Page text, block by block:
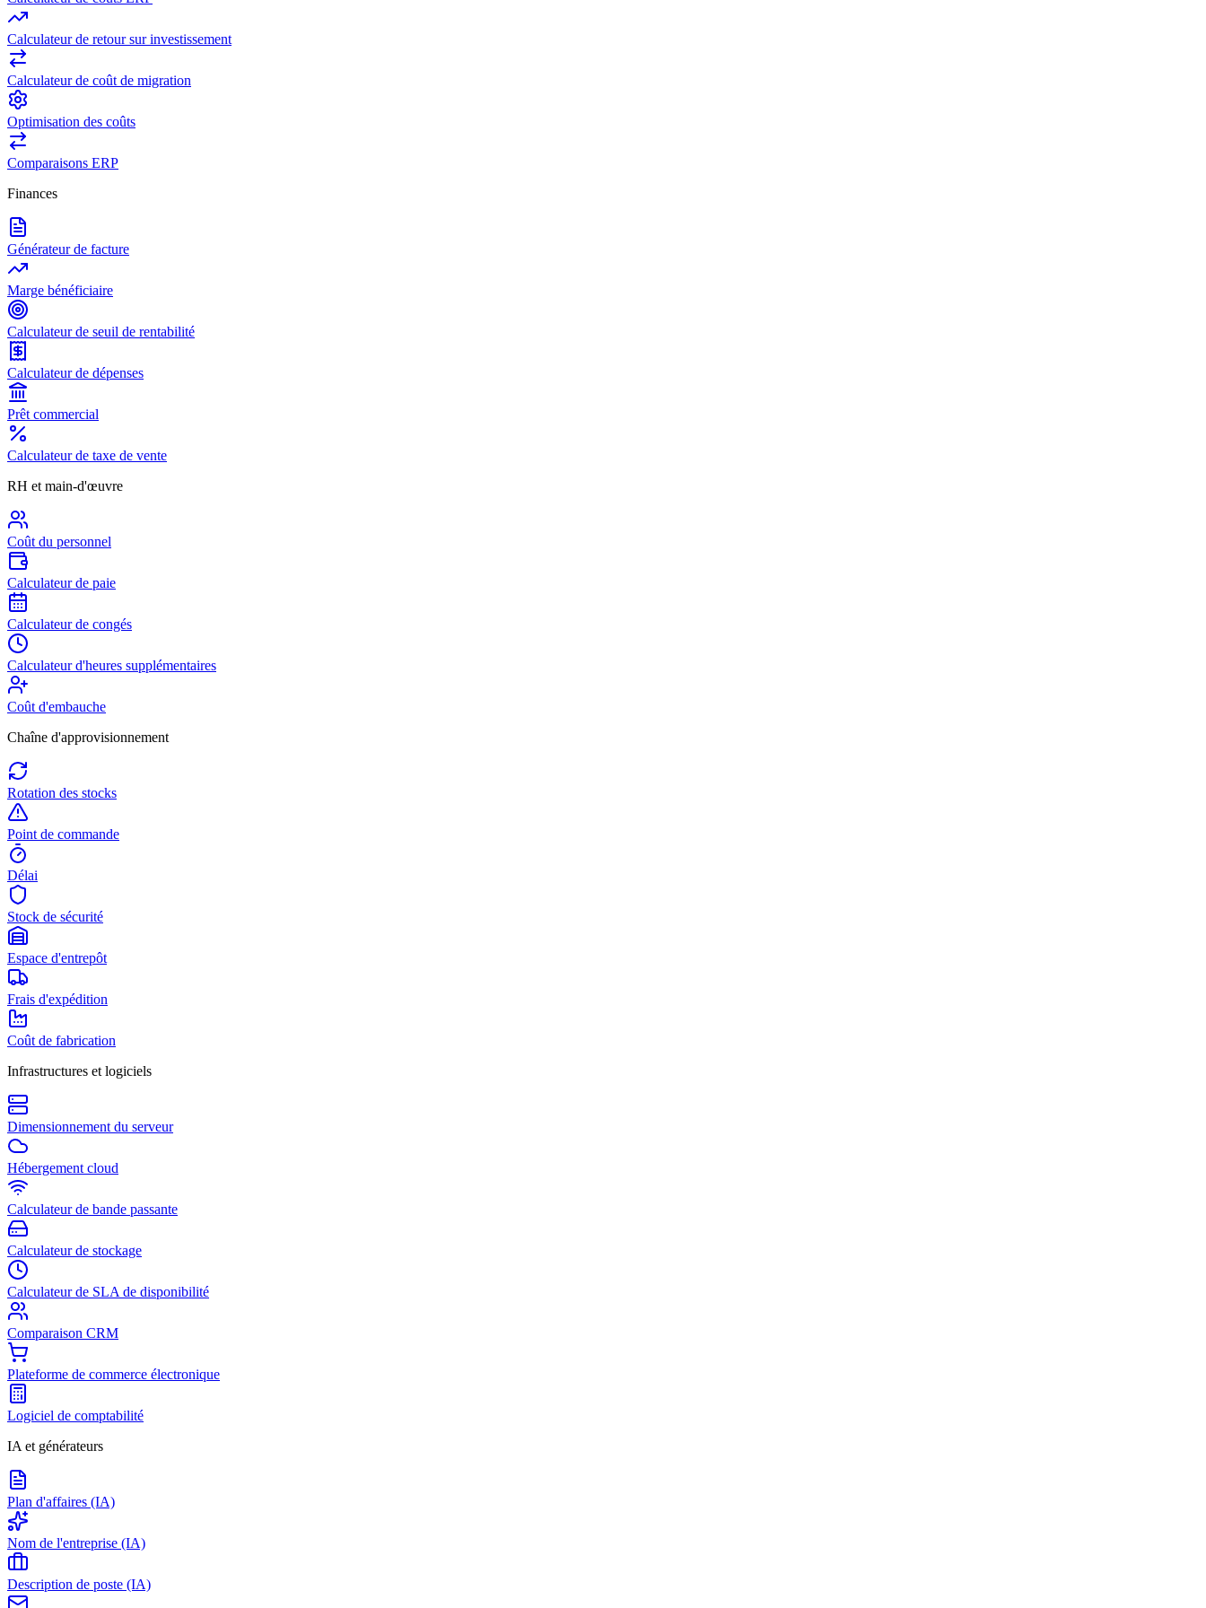
Calculateur de retour sur investissement
Calculateur de coût de migration
Optimisation des coûts
Comparaisons ERP
Finances
Générateur de facture
Marge bénéficiaire
Calculateur de seuil de rentabilité
Calculateur de dépenses
Prêt commercial
Calculateur de taxe de vente
RH et main-d'œuvre
Coût du personnel
Calculateur de paie
Calculateur de congés
Calculateur d'heures supplémentaires
Coût d'embauche
Chaîne d'approvisionnement
Rotation des stocks
Point de commande
Délai
Stock de sécurité
Espace d'entrepôt
Frais d'expédition
Coût de fabrication
Infrastructures et logiciels
Dimensionnement du serveur
Hébergement cloud
Calculateur de bande passante
Calculateur de stockage
Calculateur de SLA de disponibilité
Comparaison CRM
Plateforme de commerce électronique
Logiciel de comptabilité
IA et générateurs
Plan d'affaires (IA)
Nom de l'entreprise (IA)
Description de poste (IA)